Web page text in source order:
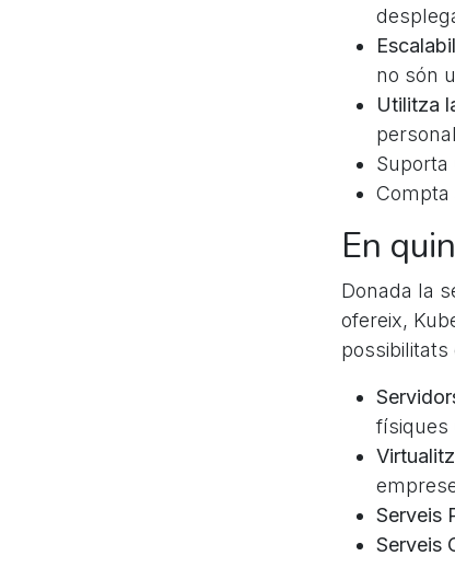
no són
Utilitza
Suporta
Compta
En
Donada la
ofereix,
possibilitats
físiques
Serveis
Serveis